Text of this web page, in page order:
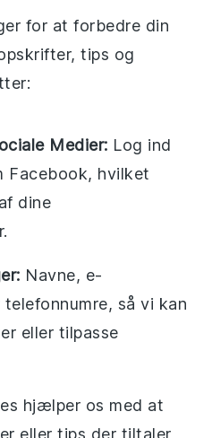
for at forbedre din
tips og
Medier: Log ind
Facebook, hvilket
dine
Navne, e-
telefonnumre, så vi kan
eller tilpasse
hjælper os med at
eller tips der tiltaler